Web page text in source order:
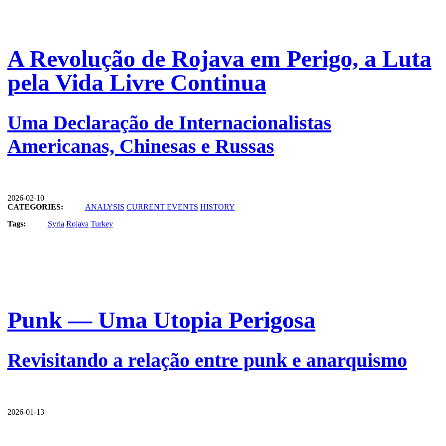
A Revolução de Rojava em Perigo, a Luta
pela Vida Livre Continua
Uma Declaração de Internacionalistas
Americanas, Chinesas e Russas
2026-02-10
CATEGORIES:
ANALYSIS CURRENT EVENTS HISTORY
Tags:
Syria Rojava Turkey
Punk — Uma Utopia Perigosa
Revisitando a relação entre punk e anarquismo
2026-01-13